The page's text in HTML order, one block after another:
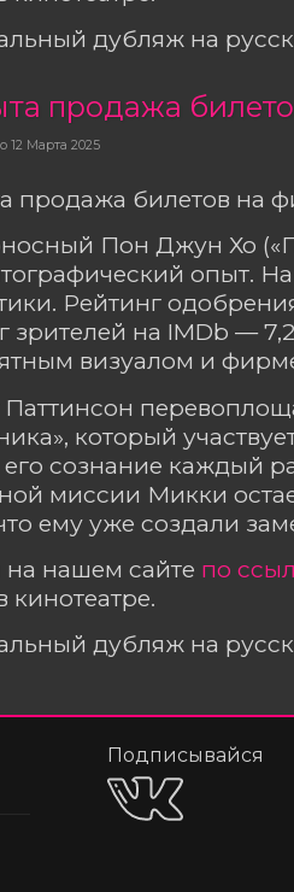
дубляж на
продажа
12 Марта 2025
продажа билетов на
Пон Джун Хо
опыт.
Рейтинг
зрителей на IMDb —
визуалом и
Паттинсон
который
сознание каждый
миссии Микки
ему уже создали
на нашем сайте по
кинотеатре.
дубляж на
Подписывайся